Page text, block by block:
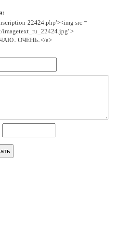
22424.php'><img src =
imagetext_ru_22424.jpg' >
ОЧЕНЬ..</a>